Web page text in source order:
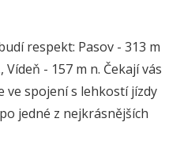
respekt: Pasov - 313 m
Vídeň - 157 m n. Čekají vás
ve spojení s lehkostí jízdy
jedné z nejkrásnějších